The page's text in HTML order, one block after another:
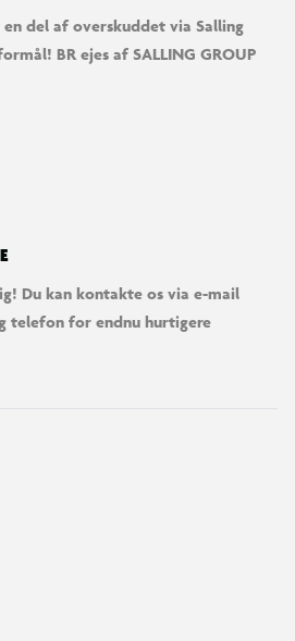
del af overskuddet via Salling
BR ejes af SALLING GROUP
Du kan kontakte os via e-mail
telefon for endnu hurtigere